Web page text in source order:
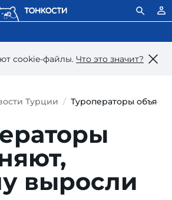
сookie-файлы. Что это значит?
Турции Туроператоры
выросли